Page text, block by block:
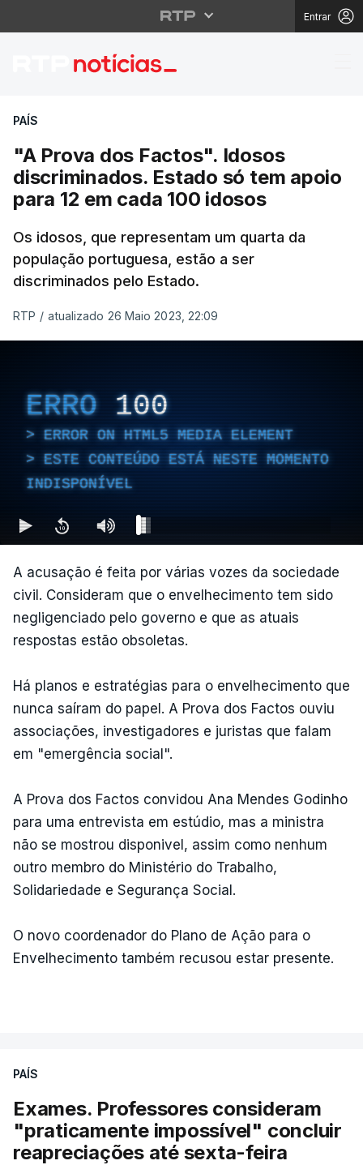
Entrar
"A Prova dos Factos".
PAÍS
"A Prova dos Factos". Idosos
discriminados. Estado só tem apoio
para 12 em cada 100 idosos
Os idosos, que representam um quarta da
população portuguesa, estão a ser
discriminados pelo Estado.
RTP / atualizado 26 Maio 2023, 22:09
ERRO 100
ERROR ON HTML5 MEDIA ELEMENT
ESTE CONTEÚDO ESTÁ NESTE MOMENTO
INDISPONÍVEL
A acusação é feita por várias vozes da sociedade
civil. Consideram que o envelhecimento tem sido
negligenciado pelo governo e que as atuais
respostas estão obsoletas.
Há planos e estratégias para o envelhecimento que
nunca saíram do papel. A Prova dos Factos ouviu
associações, investigadores e juristas que falam
em "emergência social".
A Prova dos Factos convidou Ana Mendes Godinho
para uma entrevista em estúdio, mas a ministra
não se mostrou disponivel, assim como nenhum
outro membro do Ministério do Trabalho,
Solidariedade e Segurança Social.
O novo coordenador do Plano de Ação para o
Envelhecimento também recusou estar presente.
PAÍS
Exames. Professores consideram
"praticamente impossível" concluir
reapreciações até sexta-feira